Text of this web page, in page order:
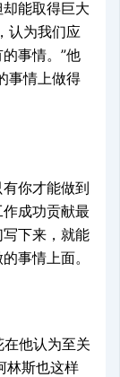
能取得巨大
认为我们应
事情。”他
事情上做得
你才能做到
成功贡献最
下来，就能
事情上面。
他认为至关
林斯也这样